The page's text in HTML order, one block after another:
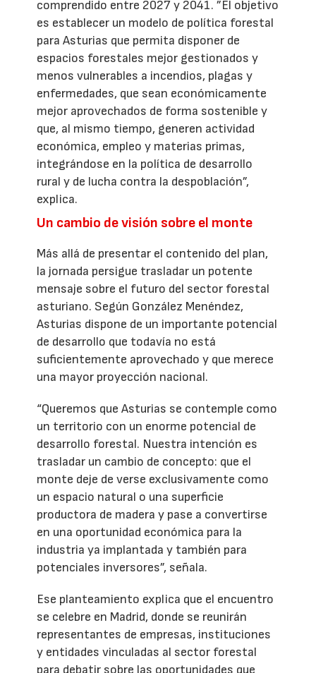
comprendido entre 2027 y 2041. ”El objetivo
es establecer un modelo de política forestal
para Asturias que permita disponer de
espacios forestales mejor gestionados y
menos vulnerables a incendios, plagas y
enfermedades, que sean económicamente
mejor aprovechados de forma sostenible y
que, al mismo tiempo, generen actividad
económica, empleo y materias primas,
integrándose en la política de desarrollo
rural y de lucha contra la despoblación”,
explica.
Un cambio de visión sobre el monte
Más allá de presentar el contenido del plan,
la jornada persigue trasladar un potente
mensaje sobre el futuro del sector forestal
asturiano. Según González Menéndez,
Asturias dispone de un importante potencial
de desarrollo que todavía no está
suficientemente aprovechado y que merece
una mayor proyección nacional.
“Queremos que Asturias se contemple como
un territorio con un enorme potencial de
desarrollo forestal. Nuestra intención es
trasladar un cambio de concepto: que el
monte deje de verse exclusivamente como
un espacio natural o una superficie
productora de madera y pase a convertirse
en una oportunidad económica para la
industria ya implantada y también para
potenciales inversores”, señala.
Ese planteamiento explica que el encuentro
se celebre en Madrid, donde se reunirán
representantes de empresas, instituciones
y entidades vinculadas al sector forestal
para debatir sobre las oportunidades que